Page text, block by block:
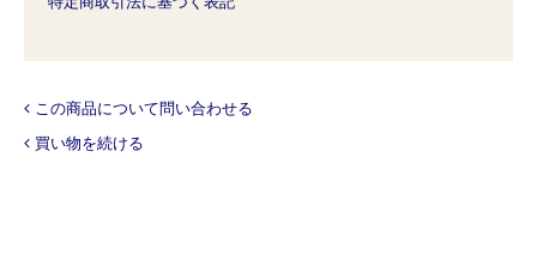
この商品について問い合わせる
買い物を続ける